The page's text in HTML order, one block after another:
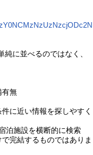
に並べるのではなく、
有無
に近い情報を探しやすく
泊施設を横断的に検索
完結するものではありま